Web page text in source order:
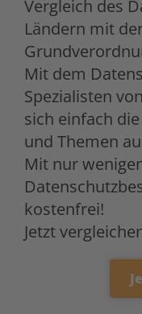
Vergleich des
Ländern mit
Mit dem
Spezialisten
sich einfach
und Themen
Mit nur
kostenfrei!
Jetzt